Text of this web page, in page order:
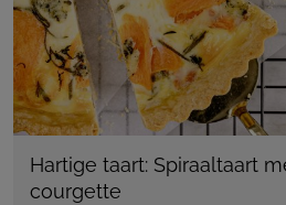
Hartige taart: Spiraaltaart
courgette